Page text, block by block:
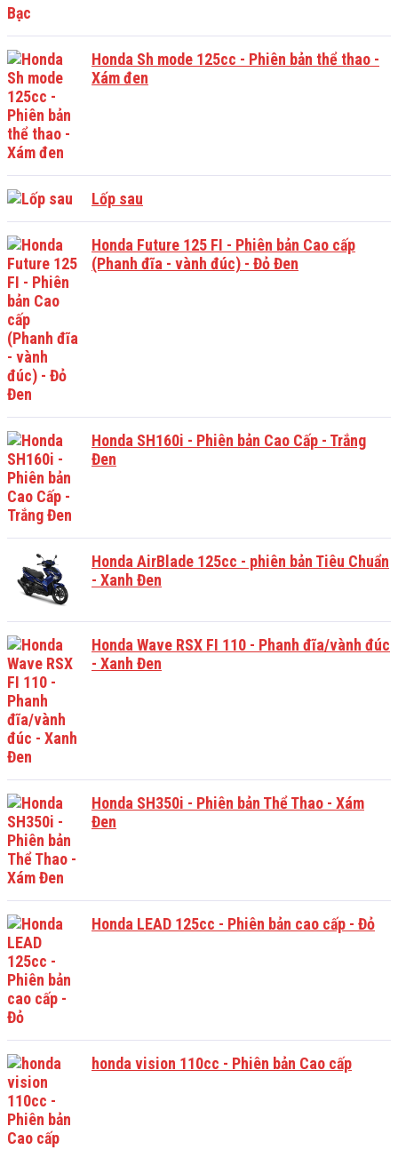
Honda Sh mode 125cc - Phiên bản thể thao -
Xám đen
Lốp sau
Honda Future 125 FI - Phiên bản Cao cấp
(Phanh đĩa - vành đúc) - Đỏ Đen
Honda SH160i - Phiên bản Cao Cấp - Trắng
Đen
Honda AirBlade 125cc - phiên bản Tiêu Chuẩn
- Xanh Đen
Honda Wave RSX FI 110 - Phanh đĩa/vành đúc
- Xanh Đen
Honda SH350i - Phiên bản Thể Thao - Xám
Đen
Honda LEAD 125cc - Phiên bản cao cấp - Đỏ
honda vision 110cc - Phiên bản Cao cấp